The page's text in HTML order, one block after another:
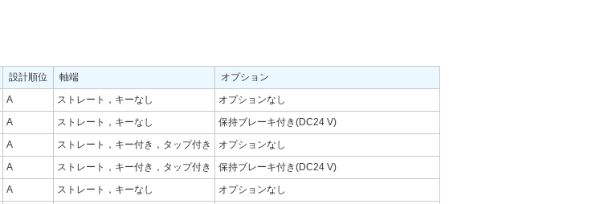
設計順位 軸端
オプション
A ストレート，キーなし
オプションなし
A ストレート，キーなし
保持ブレーキ付き(DC24 V)
A ストレート，キー付き，タップ付き
オプションなし
A ストレート，キー付き，タップ付き
保持ブレーキ付き(DC24 V)
A ストレート，キーなし
オプションなし